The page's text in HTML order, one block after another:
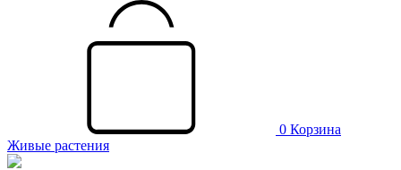
0 Корзина
Живые растения